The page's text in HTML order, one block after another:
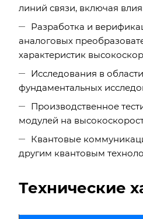
линий связи, включая
Разработка и
аналоговых
характеристик
Исследования в
фундаментальных
Производственное
модулей на
Квантовые
другим квантовым
Технические